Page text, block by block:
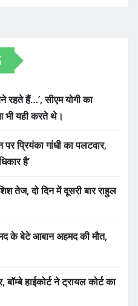
रहते हैं…’, सीएम योगी का
भी यही करते थे।
प्रियंका गांधी का पलटवार,
है’
तेज, दो दिन में दूसरी बार राहुल
के बेटे आबान अहमद की मौत,
हाईकोर्ट ने ट्रायल कोर्ट का